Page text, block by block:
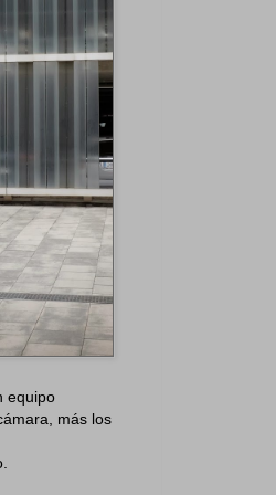
equipo
más los